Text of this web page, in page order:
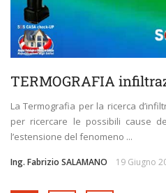
TERMOGRAFIA
La Termografia per la ricerca
per ricercare le possibili cause
l’estensione del fenomeno ...
Ing. Fabrizio SALAMANO 19 Giugno